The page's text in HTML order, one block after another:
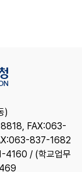
)
8818, FAX:063-
837-1682
/ (학교업무